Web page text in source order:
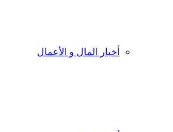
أخبار المال و الأعمال